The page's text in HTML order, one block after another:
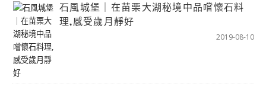
石風城堡｜在苗栗大湖秘境中品嚐懷石料
理,感受歲月靜好
2019-08-10